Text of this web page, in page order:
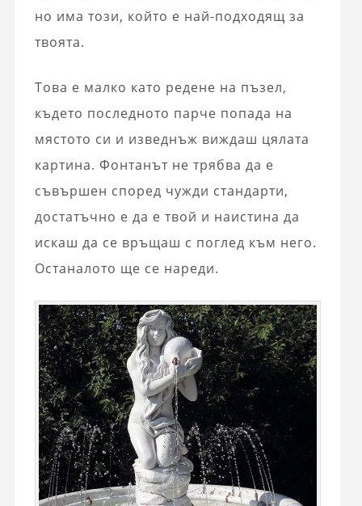
но има този, който е най-подходящ за
твоята.
Това е малко като редене на пъзел,
където последното парче попада на
мястото си и изведнъж виждаш цялата
картина. Фонтанът не трябва да е
съвършен според чужди стандарти,
достатъчно е да е твой и наистина да
искаш да се връщаш с поглед към него.
Останалото ще се нареди.